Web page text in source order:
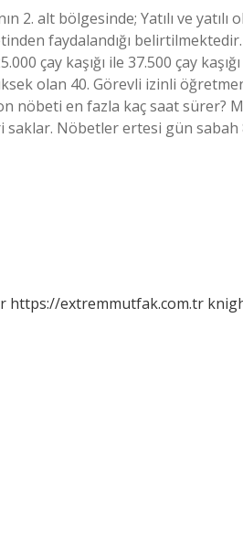
2. alt bölgesinde; Yatılı ve yatılı
faydalandığı
çay kaşığı ile 37.500 çay
olan 40. Görevli izinli
nöbeti en fazla kaç saat sürer?
Nöbetler ertesi gün sabah
https://extremmutfak.com.tr